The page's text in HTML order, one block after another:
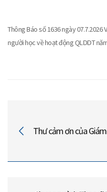
Thông Báo số 1636 ngày 07.7.2026
người học về hoạt động QLDDT
Thư cảm ơn của